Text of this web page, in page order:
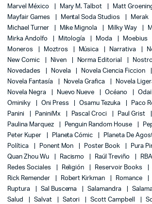
Marvel México
Mary M. Talbot
Matt
Mayfair Games
Mental Soda Studios
Merak
Michael Turner
Mike Mignola Milky Way
Mirka Andolfo
Mitología Moda Moebius
Moneros
Moztros Música Narrativa
New Comic
Niven Norma Editorial
Novedades
Novela
Novela Ciencia Ficcion
Novela Fantasía
Novela Grafica
Novela
Novela Negra
Nuevo Nueve Océano
Ominiky
Oni Press Osamu Tezuka Paco
Panini
PaniniMx Pascal Croci Paul Grist
Paulina Marquez
Penguin Random House
Peter Kuper
Planeta Cómic Planeta De
Política
Ponent Mon Poster Book
Pura
Quan Zhou Wu
Racismo Raúl Treviño RBA
Redes Sociales
Religión Reservoir Books
Rick Remender
Robert Kirkman Romance
Ruptura
Sal Buscema Salamandra
Salud
Salvat Satori Scott Campbell